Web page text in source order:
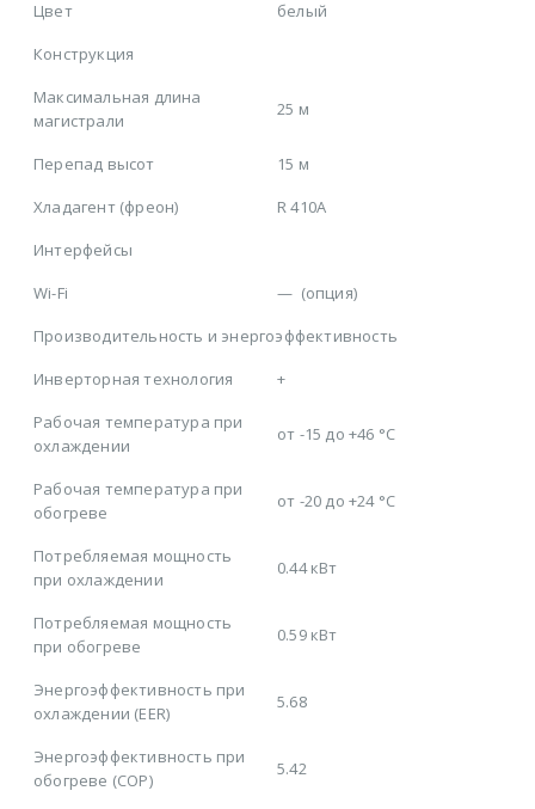
Цвет
белый
Конструкция
Максимальная длина
магистрали
25 м
Перепад высот
15 м
Хладагент (фреон)
R 410A
Интерфейсы
Wi-Fi
— (опция)
Производительность и энергоэффективность
Инверторная технология
+
Рабочая температура при
охлаждении
от -15 до +46 °C
Рабочая температура при
обогреве
от -20 до +24 °C
Потребляемая мощность
при охлаждении
0.44 кВт
Потребляемая мощность
при обогреве
0.59 кВт
Энергоэффективность при
охлаждении (EER)
5.68
Энергоэффективность при
обогреве (COP)
5.42